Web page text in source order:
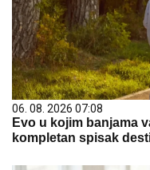
06. 08. 2026 07:08
Evo u kojim banjama
kompletan spisak